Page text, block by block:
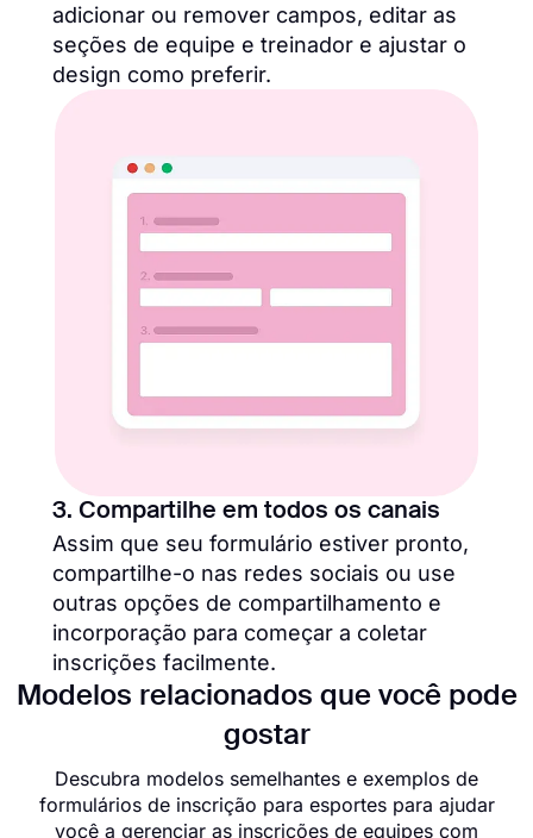
adicionar ou remover campos, editar as
seções de equipe e treinador e ajustar o
design como preferir.
3. Compartilhe em todos os canais
Assim que seu formulário estiver pronto,
compartilhe-o nas redes sociais ou use
outras opções de compartilhamento e
incorporação para começar a coletar
inscrições facilmente.
Modelos relacionados que você pode
gostar
Descubra modelos semelhantes e exemplos de
formulários de inscrição para esportes para ajudar
você a gerenciar as inscrições de equipes com